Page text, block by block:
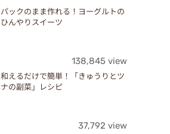
パックのまま作れる！ヨーグルトの
ひんやりスイーツ
138,845 view
和えるだけで簡単！「きゅうりとツ
ナの副菜」レシピ
37,792 view